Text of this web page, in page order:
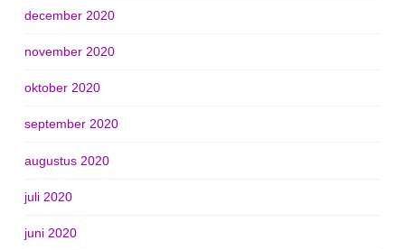
december 2020
november 2020
oktober 2020
september 2020
augustus 2020
juli 2020
juni 2020